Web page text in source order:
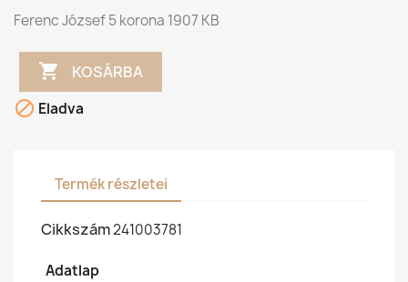
Ferenc József 5 korona 1907 KB
 KOSÁRBA
 Eladva
Termék részletei
Cikkszám241003781
Adatlap